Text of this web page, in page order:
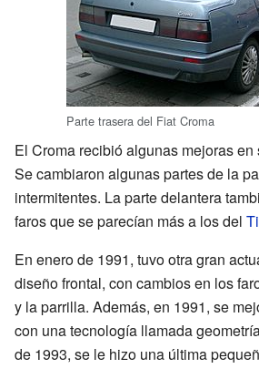
Parte trasera del Fiat Croma
El Croma recibió algunas mejoras
Se cambiaron algunas partes de la
intermitentes. La parte delantera
faros que se parecían más a los del
En enero de 1991, tuvo otra gran
diseño frontal, con cambios en los
y la parrilla. Además, en 1991, se
con una tecnología llamada
de 1993, se le hizo una última